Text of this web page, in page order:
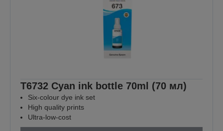
T6732 Cyan ink bottle 70ml (70 мл)
Six-colour dye ink set
High quality prints
Ultra-low-cost